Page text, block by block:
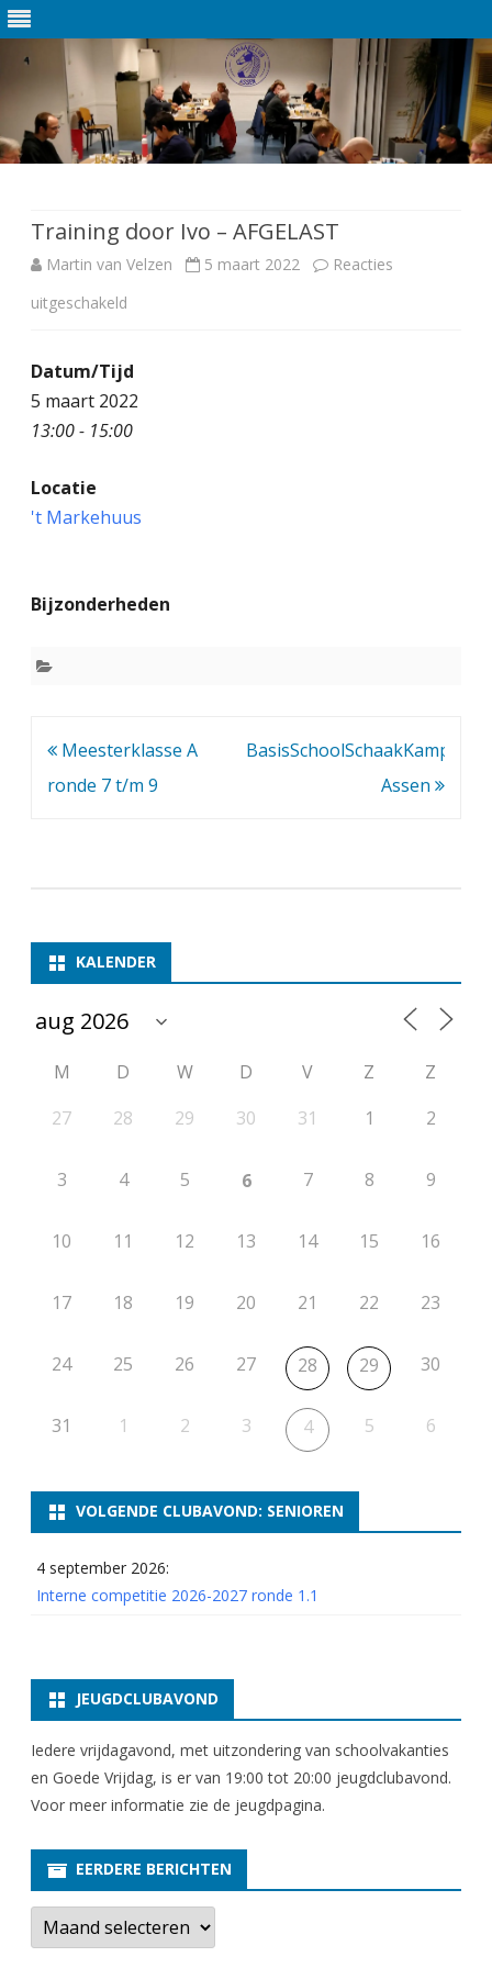
de
inhoud
Training door Ivo – AFGELAST
Martin van Velzen 5 maart 2022
Reacties
uitgeschakeld
o
n
d
v
–
A
F
E
S
Datum/Tijd
5 maart 2022
13:00 - 15:00
Locatie
't Markehuus
Bijzonderheden
Bericht
navigatie
Meesterklasse A
ronde 7 t/m 9
Assen
KALENDER
M D W D V Z
Z
27
28 29 30 31 1 2
3 4 5 6 7 8 9
10 11 12 13 14 15 16
17 18 19 20 21 22 23
24 25 26 27 28 29 30
31 1 2 3 4 5 6
VOLGENDE CLUBAVOND: SENIOREN
4 september 2026:
Interne competitie 2026-2027 ronde 1.1
JEUGDCLUBAVOND
Iedere vrijdagavond, met uitzondering van schoolvakanties
en Goede Vrijdag, is er van 19:00 tot 20:00 jeugdclubavond.
Voor meer informatie zie de jeugdpagina.
EERDERE BERICHTEN
E
r